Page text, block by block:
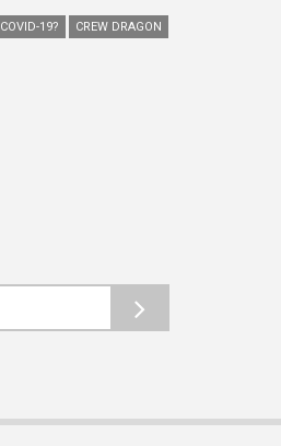
COVID-19?
CREW DRAGON